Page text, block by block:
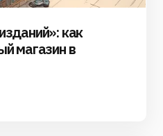
как
магазин в